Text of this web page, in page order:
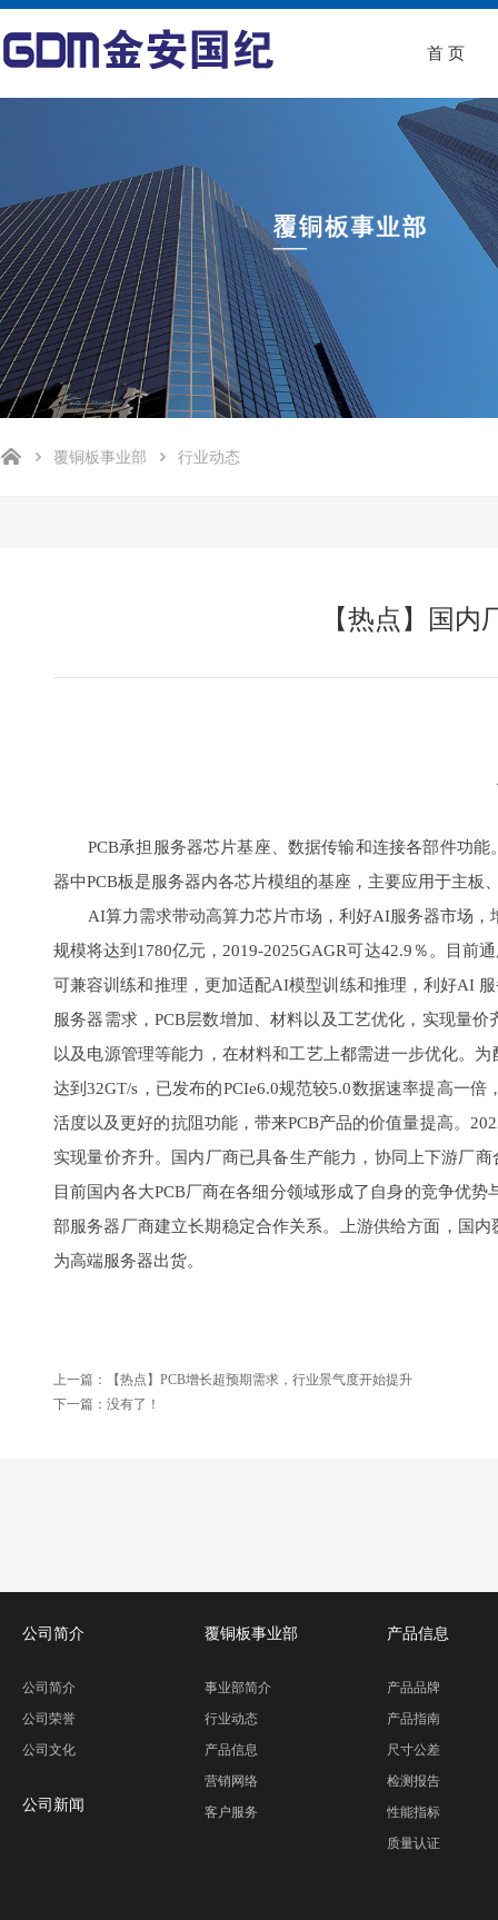
首 页
覆铜板事业部 行业动态
【热点】国
PCB承担服务器芯片基座、数据传输和连接各部件功能
器中PCB板是服务器内各芯片模组的基座，主要应用于主
AI算力需求带动高算力芯片市场，利好AI服务器市场
规模将达到1780亿元，2019-2025GAGR可达42.9％。目前
可兼容训练和推理，更加适配AI模型训练和推理，利好AI
服务器需求，PCB层数增加、材料以及工艺优化，实现量
以及电源管理等能力，在材料和工艺上都需进一步优化。
达到32GT/s，已发布的PCIe6.0规范较5.0数据速率提高一
活度以及更好的抗阻功能，带来PCB产品的价值量提高。
实现量价齐升。国内厂商已具备生产能力，协同上下游厂
目前国内各大PCB厂商在各细分领域形成了自身的竞争优
部服务器厂商建立长期稳定合作关系。上游供给方面，国
为高端服务器出货。
上一篇：
【热点】PCB增长超预期需求，行业景气度开始提升
下一篇：没有了！
公司简介
公司简介
公司荣誉
公司文化
公司新闻
覆铜板事业部
事业部简介
行业动态
产品信息
营销网络
客户服务
产品信息
产品品牌
产品指南
尺寸公差
检测报告
性能指标
质量认证